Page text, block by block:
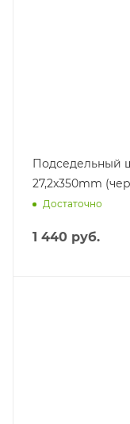
Подседельный
27,2x350mm
Достаточно
1 440 руб.